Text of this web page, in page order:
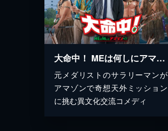
大命中！ MEは何しにアマゾンへ？
元メダリストのサラリーマンが
アマゾンで奇想天外ミッション
に挑む異文化交流コメディ